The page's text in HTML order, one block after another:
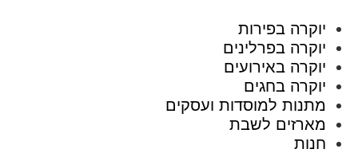
יוקרה בפירות
יוקרה בפרלינים
יוקרה באירועים
יוקרה בחגים
מתנות למוסדות ועסקים
מארזים לשבת
חנות